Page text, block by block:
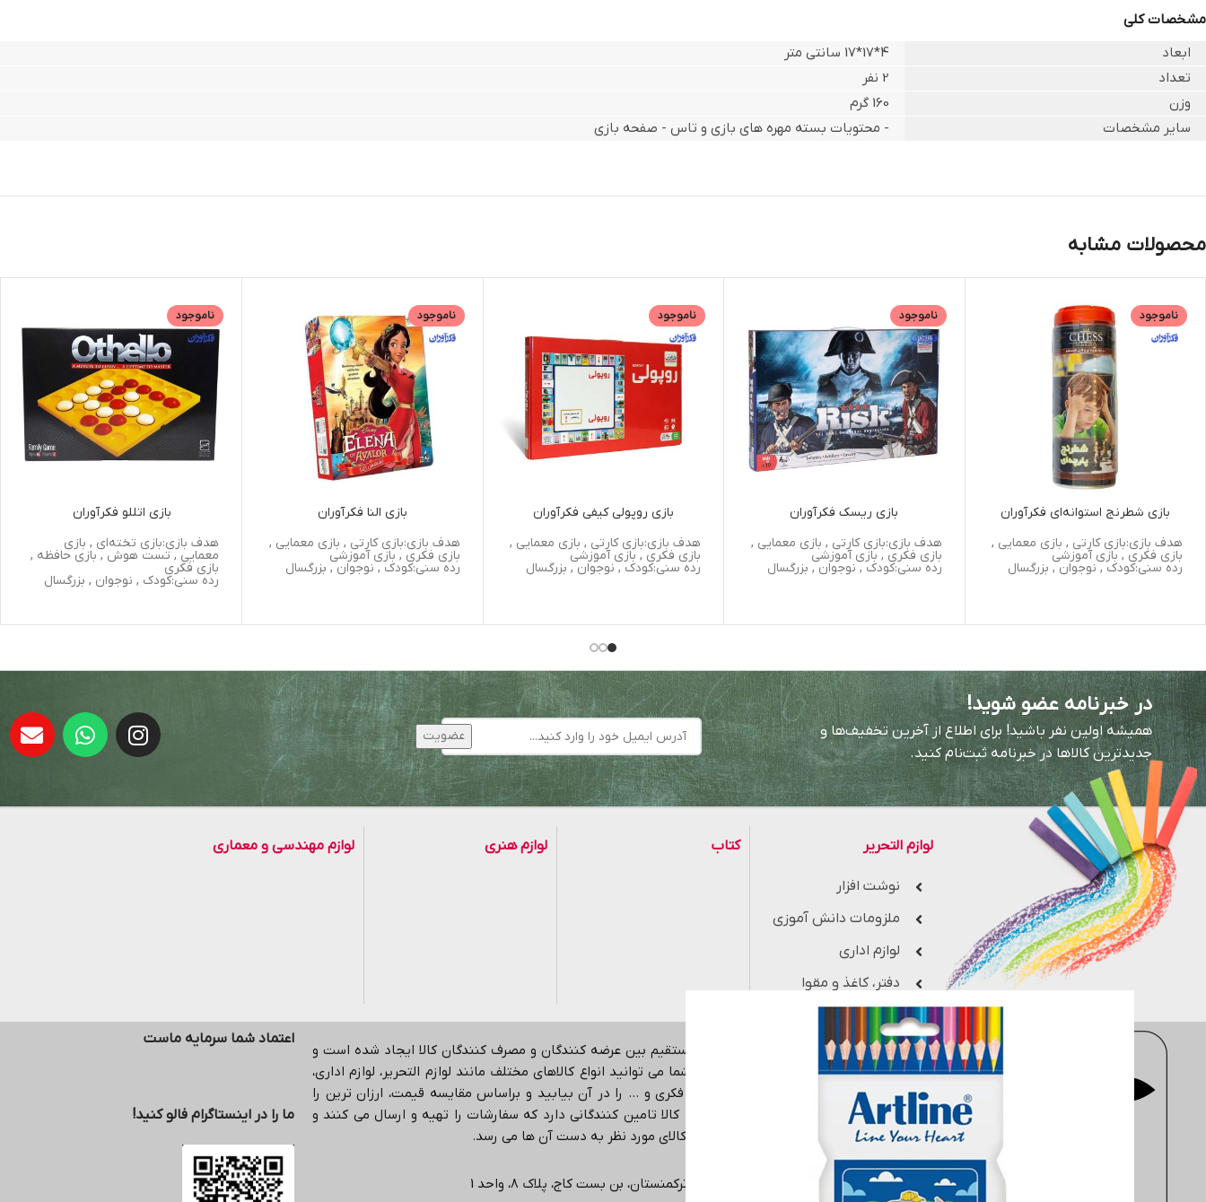
مشخصات کلی
ابعاد
4*17*17 سانتی متر
تعداد
2 نفر
وزن
160 گرم
سایر مشخصات
- محتویات بسته مهره های بازی و تاس - صفحه بازی
محصولات مشابه
ناموجود
بازی شطرنج استوانه‌ای فکرآوران
هدف بازی:بازی کارتی , بازی معمایی ,
بازی فکری , بازی آموزشی
رده سنی:کودک , نوجوان , بزرگسال
ناموجود
بازی ریسک فکرآوران
هدف بازی:بازی کارتی , بازی معمایی ,
بازی فکری , بازی آموزشی
رده سنی:کودک , نوجوان , بزرگسال
ناموجود
بازی روپولی کیفی فکرآوران
هدف بازی:بازی کارتی , بازی معمایی ,
بازی فکری , بازی آموزشی
رده سنی:کودک , نوجوان , بزرگسال
ناموجود
بازی النا فکرآوران
هدف بازی:بازی کارتی , بازی معمایی ,
بازی فکری , بازی آموزشی
رده سنی:کودک , نوجوان , بزرگسال
ناموجود
بازی اتللو فکرآوران
هدف بازی:بازی تخته‌ای , بازی
معمایی , تست هوش , بازی حافظه ,
بازی فکری
رده سنی:کودک , نوجوان , بزرگسال
در خبرنامه عضو شوید!
همیشه اولین نفر باشید! برای اطلاع از آخرین تخفیف‌ها و
جدیدترین کالاها در خبرنامه ثبت‌نام کنید.
لوازم التحریر
نوشت افزار
ملزومات دانش آموزی
لوازم اداری
دفتر، کاغذ و مقوا
کتاب لوازم هنری لوازم مهندسی و معماری
فروشگاه اینترنتیmoderntahrir
با هدف ایجاد ارتباط مستقیم بین عرضه کنندگان و مصرف کنندگان کالا ایجاد شده است و
جزء یکی از بزرگ ترین فروشگاه های اینترنتی می باشد.
شما می توانید انواع کالاهای مختلف مانند لوازم التحریر، لوازم اداری،
مهندسی، معماری، هنری، کتاب های کمک آموزشی، بازی فکری و … را در آن بیابید و براساس مقایسه قیمت، ارزان ترین را
انتخاب کنید. سایتmoderntahrir
در حوزه های مختلف کالا تامین کنندگانی دارد که سفارشات را تهیه و ارسال می کنند و
البته به خریداران این ضمانت را می دهد که دقیقا همان کالای مورد نظر به دست آن ها می رسد.
دفتر مرکزی: انتهاي خیابان مطهری، انتهاي خیابان ترکمنستان، بن بست کاج، پلاک ۸، واحد 1
اعتماد شما سرمایه ماست
ما را در اینستاگرام فالو کنید!